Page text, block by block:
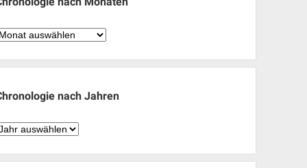
Chronologie
nach Jahren